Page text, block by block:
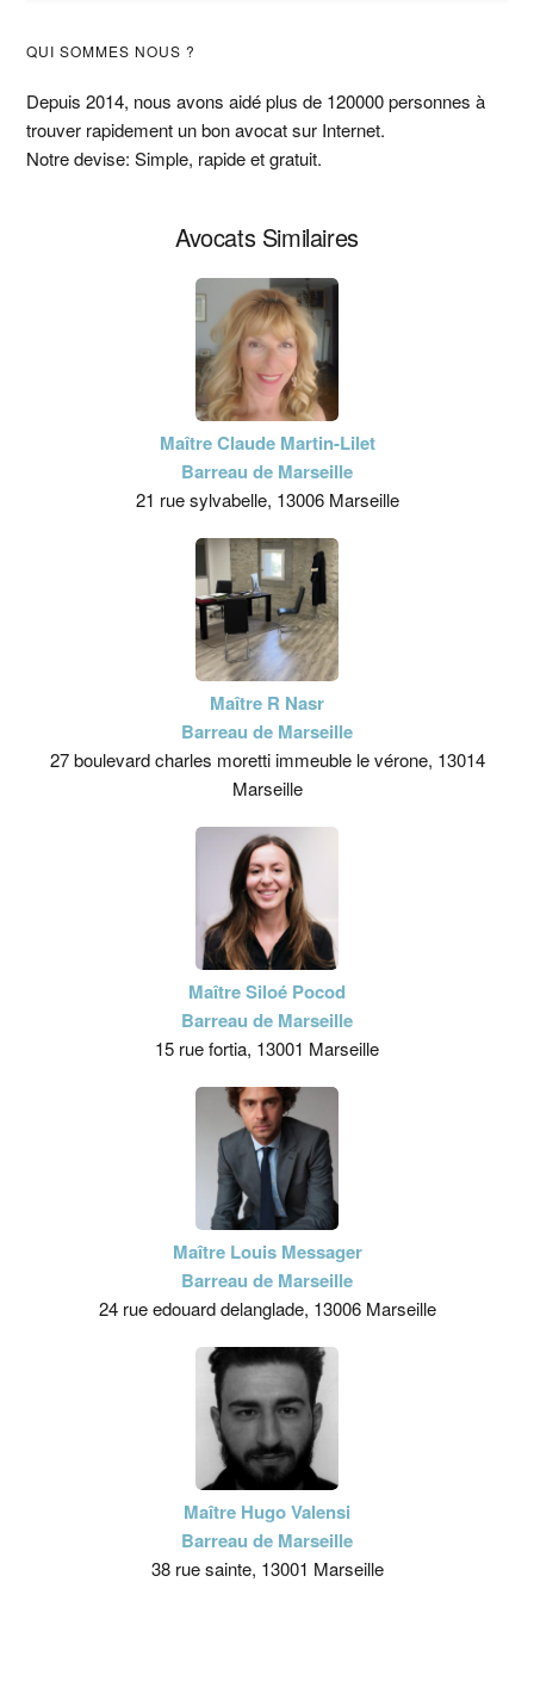
Barre
latérale
principale
QUI SOMMES NOUS ?
Depuis 2014, nous avons aidé plus de 120000 personnes à
trouver rapidement un bon avocat sur Internet.
Notre devise: Simple, rapide et gratuit.
Avocats Similaires
Maître Claude Martin-Lilet
Barreau de Marseille
21 rue sylvabelle, 13006 Marseille
Maître R Nasr
Barreau de Marseille
27 boulevard charles moretti immeuble le vérone, 13014
Marseille
Maître Siloé Pocod
Barreau de Marseille
15 rue fortia, 13001 Marseille
Maître Louis Messager
Barreau de Marseille
24 rue edouard delanglade, 13006 Marseille
Maître Hugo Valensi
Barreau de Marseille
38 rue sainte, 13001 Marseille